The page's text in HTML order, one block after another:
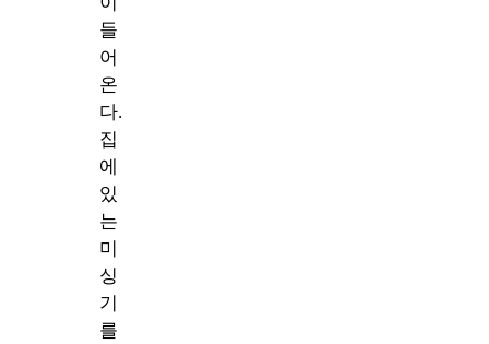
들
어
온
다.
집
에
있
는
미
싱
기
를